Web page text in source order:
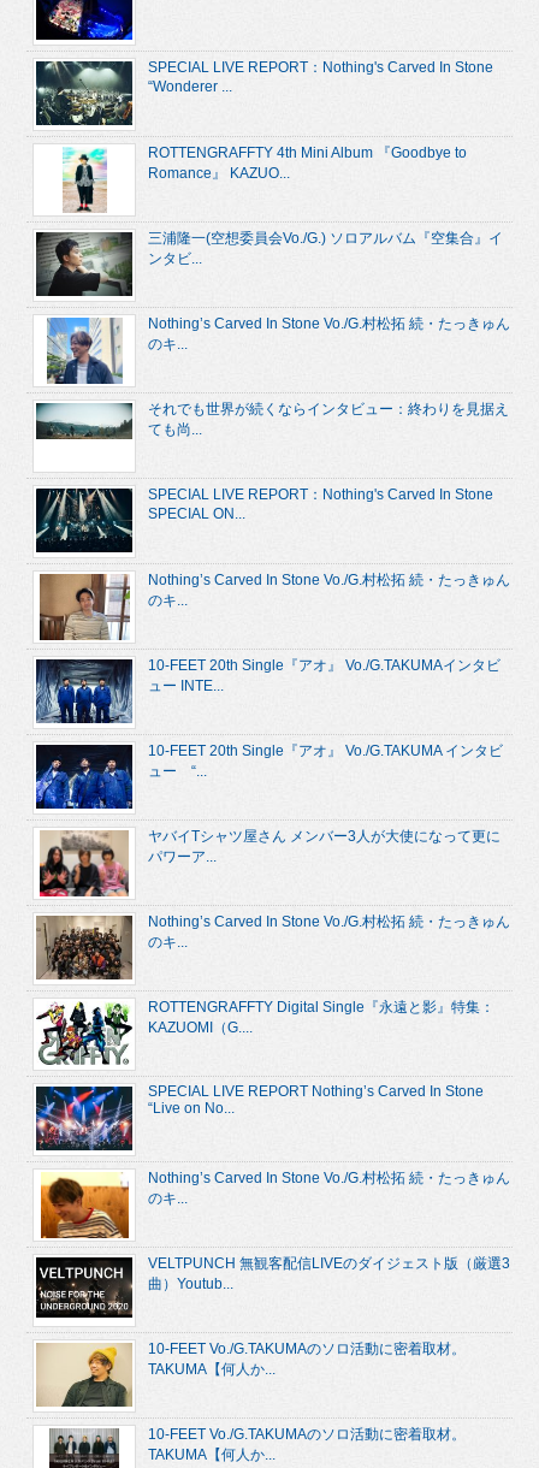
SPECIAL LIVE REPORT：Nothing's Carved In Stone
“Wonderer ...
ROTTENGRAFFTY 4th Mini Album 『Goodbye to
Romance』 KAZUO...
三浦隆一(空想委員会Vo./G.) ソロアルバム『空集合』イ
ンタビ...
Nothing’s Carved In Stone Vo./G.村松拓 続・たっきゅん
のキ...
それでも世界が続くならインタビュー：終わりを見据え
ても尚...
SPECIAL LIVE REPORT：Nothing's Carved In Stone
SPECIAL ON...
Nothing’s Carved In Stone Vo./G.村松拓 続・たっきゅん
のキ...
10-FEET 20th Single『アオ』 Vo./G.TAKUMAインタビ
ュー INTE...
10-FEET 20th Single『アオ』 Vo./G.TAKUMA インタビ
ュー “...
ヤバイTシャツ屋さん メンバー3人が大使になって更に
パワーア...
Nothing’s Carved In Stone Vo./G.村松拓 続・たっきゅん
のキ...
ROTTENGRAFFTY Digital Single『永遠と影』特集：
KAZUOMI（G....
SPECIAL LIVE REPORT Nothing’s Carved In Stone
“Live on No...
Nothing’s Carved In Stone Vo./G.村松拓 続・たっきゅん
のキ...
VELTPUNCH 無観客配信LIVEのダイジェスト版（厳選3
曲）Youtub...
10-FEET Vo./G.TAKUMAのソロ活動に密着取材。
TAKUMA【何人か...
10-FEET Vo./G.TAKUMAのソロ活動に密着取材。
TAKUMA【何人か...